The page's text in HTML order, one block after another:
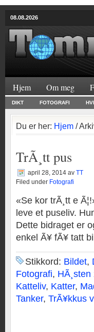
08.08.2026
Hjem Om meg
DIKT FOTOGRAFI
Du er her: Hjem /
TrÃ¸tt pus
april 28, 2014 av TT
Filed under Fotografi
«Se kor trÃ¸tt e
leve et puseliv.
Dette bidraget er
enkel Ã¥ fÃ¥ tatt
Stikkord: Bildet,
Fotografi, HÃ¸sten
Katteliv, Katter,
Tanker, TrÃ¥kkus